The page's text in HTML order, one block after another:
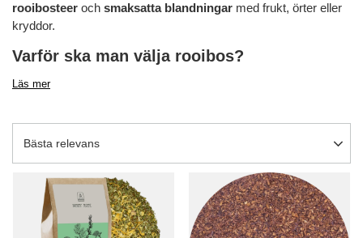
rooibosteer och smaksatta blandningar med frukt, örter eller
kryddor.
Varför ska man välja rooibos?
Läs mer
Ändra sortering
Bästa relevans